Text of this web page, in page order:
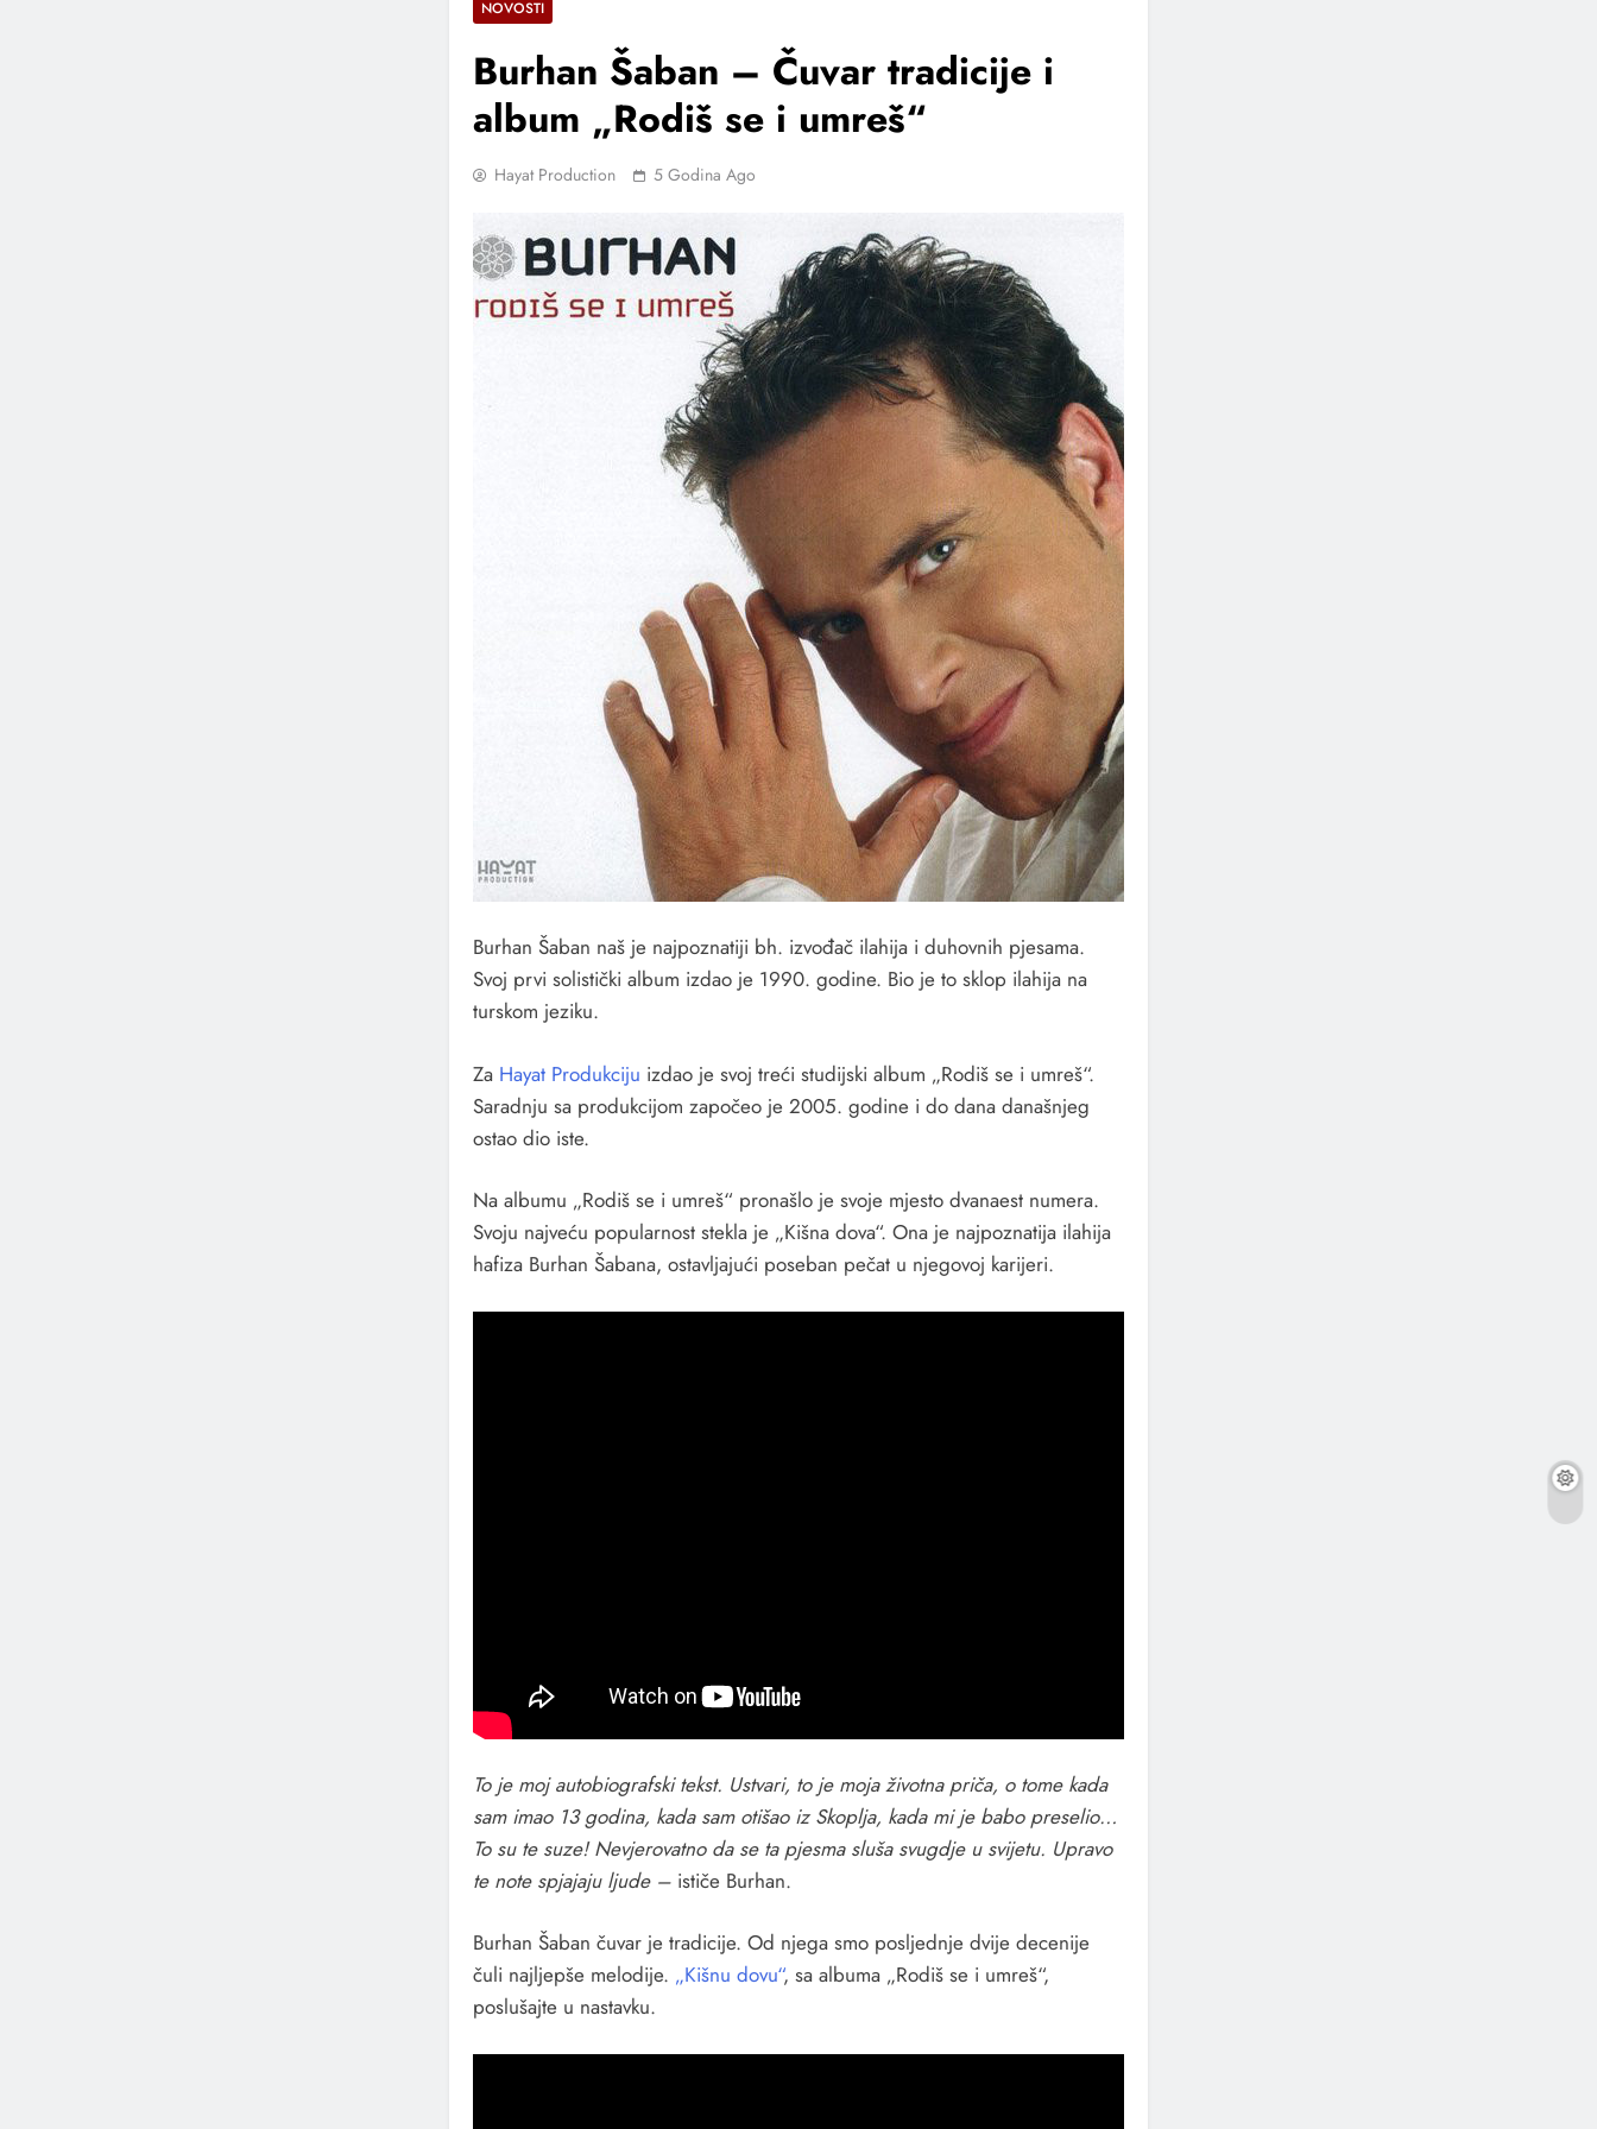
NOVOSTI
Burhan Šaban – Čuvar tradicije i
album „Rodiš se i umreš“
Hayat Production 5 Godina Ago
Burhan Šaban naš je najpoznatiji bh. izvođač ilahija i duhovnih pjesama.
Svoj prvi solistički album izdao je 1990. godine. Bio je to sklop ilahija na
turskom jeziku.
Za Hayat Produkciju izdao je svoj treći studijski album „Rodiš se i umreš“.
Saradnju sa produkcijom započeo je 2005. godine i do dana današnjeg
ostao dio iste.
Na albumu „Rodiš se i umreš“ pronašlo je svoje mjesto dvanaest numera.
Svoju najveću popularnost stekla je „Kišna dova“. Ona je najpoznatija ilahija
hafiza Burhan Šabana, ostavljajući poseban pečat u njegovoj karijeri.
To je moj autobiografski tekst. Ustvari, to je moja životna priča, o tome kada
sam imao 13 godina, kada sam otišao iz Skoplja, kada mi je babo preselio…
To su te suze! Nevjerovatno da se ta pjesma sluša svugdje u svijetu. Upravo
te note spjajaju ljude – ističe Burhan.
Burhan Šaban čuvar je tradicije. Od njega smo posljednje dvije decenije
čuli najljepše melodije. „Kišnu dovu“, sa albuma „Rodiš se i umreš“,
poslušajte u nastavku.